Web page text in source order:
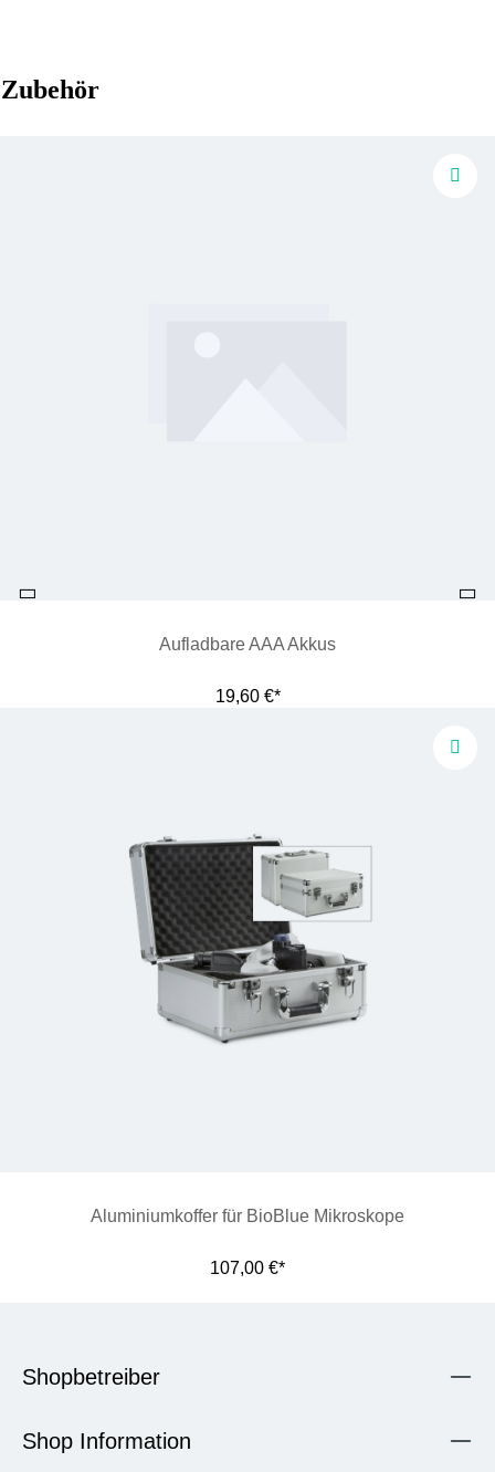
Zubehör
Aufladbare AAA Akkus
19,60 €*
Aluminiumkoffer für BioBlue Mikroskope
107,00 €*
Shopbetreiber
Shop Information